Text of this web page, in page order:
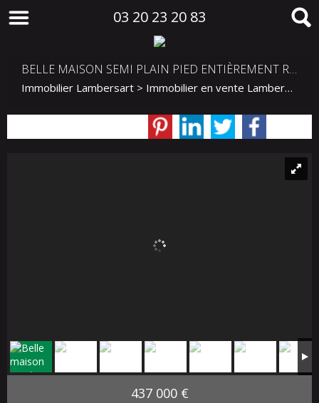
03 20 23 20 83
BELLE MAISON SEMI PLAIN PIED ENTIÈREMENT RÉNOVÉE
Immobilier Lambersart > Immobilier en vente Lambersart
437 000 €